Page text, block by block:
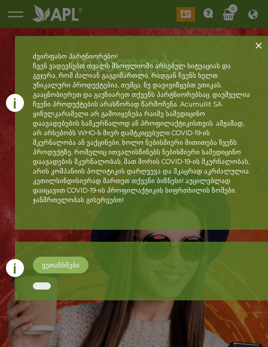
0
ᲡᲘᲐᲮᲚᲔᲔᲑᲘ
ᲓᲐᲬᲕᲠᲘᲚᲔᲑᲘᲗ
ძვირფასო პარტნიორებო!
ჩვენ ვადევნებთ თვალს მსოფლიოში არსებულ სიტუაციას და
გვჯერა, რომ ძალიან გაგვიმართლა, რადგან ჩვენს ხელთ
უნიკალური პროდუქტებია, თუმცა, ნუ დავივიწყებთ ეთიკას.
გააცნობიერეთ და გაუზიარეთ თქვენს პარტნიორებსაც. დაუშველია
ჩვენი პროდუქტების არასწორად წარმოჩენა. Acumullit SA
ყინულკარამელი არ გამოიყენება რაიმე სამედიცინო
დაავადებების სამკურნალოდ ან პროფილაქტიკისთვის. ამჟამად,
არ არსებობს WHO-ს მიერ დამტკიცებული COVID-19-ის
მკურნალობა ან ვაქცინები, ხოლო ნებისმიერი მითითება ჩვენს
პროდუქტზე, რომელიც ითვალისწინებს ნებისმიერი სამედიცინო
დაავადების მკურნალობას, მათ შორის COVID-19-ის მკურნალობას,
არის კომპანიის პოლიტიკის დარღვევა და მკაცრად აკრძალულია.
კეთილსინდისიერად მართეთ თქვენი ბიზნესი! აუცილებლად
დაიცავით COVID-19-ის პროფილაქტიკის სიფრთხილის ზომები.
ჯანმრთელობას გისურვებთ!
ვეთანხმები